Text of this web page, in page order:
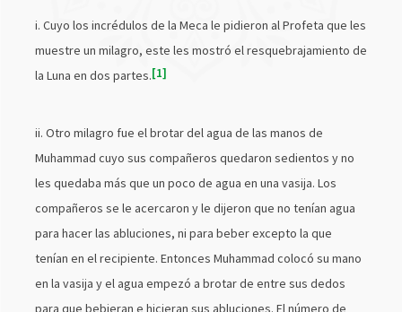
i. Cuyo los incrédulos de la Meca le pidieron al Profeta que les
muestre un milagro, este les mostró el resquebrajamiento de
la Luna en dos partes. 1
ii. Otro milagro fue el brotar del agua de las manos de
Muhammad cuyo sus compañeros quedaron sedientos y no
les quedaba más que un poco de agua en una vasija. Los
compañeros se le acercaron y le dijeron que no tenían agua
para hacer las abluciones, ni para beber excepto la que
tenían en el recipiente. Entonces Muhammad colocó su mano
en la vasija y el agua empezó a brotar de entre sus dedos
para que bebieran e hicieran sus abluciones. El número de